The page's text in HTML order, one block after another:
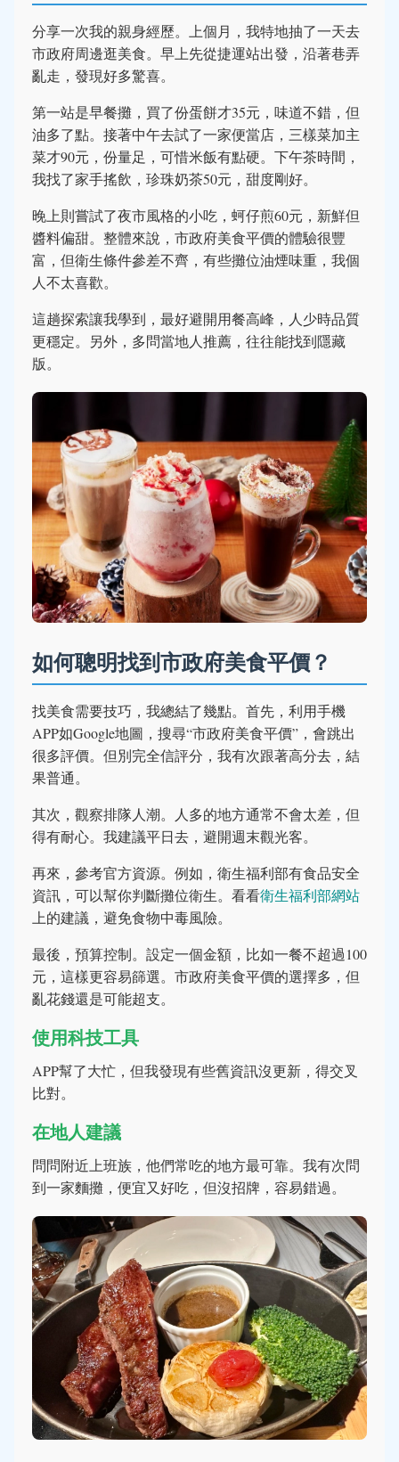
分享一次我的親身經歷。上個月，我特地抽了一天去
市政府周邊逛美食。早上先從捷運站出發，沿著巷弄
亂走，發現好多驚喜。
第一站是早餐攤，買了份蛋餅才35元，味道不錯，但
油多了點。接著中午去試了一家便當店，三樣菜加主
菜才90元，份量足，可惜米飯有點硬。下午茶時間，
我找了家手搖飲，珍珠奶茶50元，甜度剛好。
晚上則嘗試了夜市風格的小吃，蚵仔煎60元，新鮮但
醬料偏甜。整體來說，市政府美食平價的體驗很豐
富，但衛生條件參差不齊，有些攤位油煙味重，我個
人不太喜歡。
這趟探索讓我學到，最好避開用餐高峰，人少時品質
更穩定。另外，多問當地人推薦，往往能找到隱藏
版。
如何聰明找到市政府美食平價？
找美食需要技巧，我總結了幾點。首先，利用手機
APP如Google地圖，搜尋“市政府美食平價”，會跳出
很多評價。但別完全信評分，我有次跟著高分去，結
果普通。
其次，觀察排隊人潮。人多的地方通常不會太差，但
得有耐心。我建議平日去，避開週末觀光客。
再來，參考官方資源。例如，衛生福利部有食品安全
資訊，可以幫你判斷攤位衛生。看看衛生福利部網站
上的建議，避免食物中毒風險。
最後，預算控制。設定一個金額，比如一餐不超過100
元，這樣更容易篩選。市政府美食平價的選擇多，但
亂花錢還是可能超支。
使用科技工具
APP幫了大忙，但我發現有些舊資訊沒更新，得交叉
比對。
在地人建議
問問附近上班族，他們常吃的地方最可靠。我有次問
到一家麵攤，便宜又好吃，但沒招牌，容易錯過。